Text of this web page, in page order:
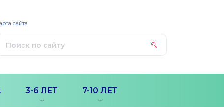
3-6 ЛЕТ 7-10 ЛЕТ
сайта